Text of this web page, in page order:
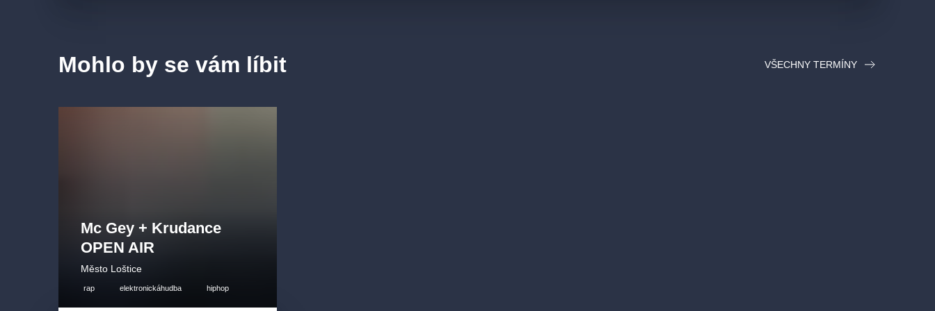
Mohlo by se vám líbit VŠECHNY TERMÍNY
Mc Gey + Krudance
OPEN AIR
Město Loštice
rap elektronickáhudba hiphop